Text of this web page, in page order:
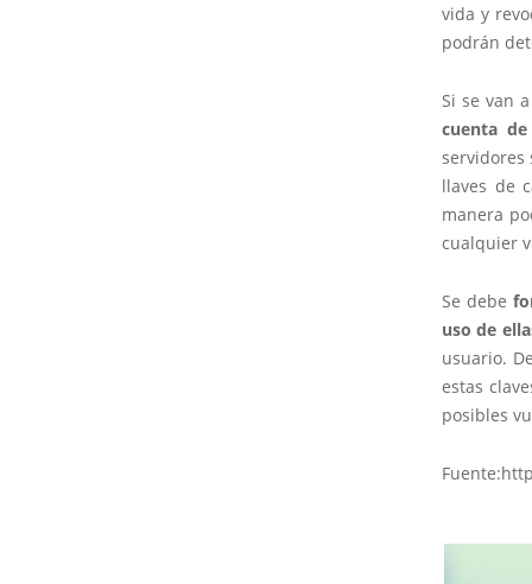
vida y
podrán
Si se van
cuenta
servidores
llaves de
manera
cualquier
Se debe
uso de
usuario.
estas
posibles